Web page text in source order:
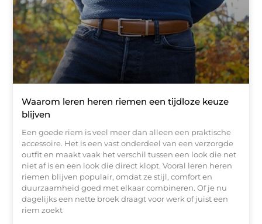
Waarom leren heren riemen een tijdloze keuze
blijven
Een goede riem is veel meer dan alleen een praktische
accessoire. Het is een vast onderdeel van een verzorgde
outfit en maakt vaak het verschil tussen een look die net
niet af is en een look die direct klopt. Vooral leren heren
riemen blijven populair, omdat ze stijl, comfort en
duurzaamheid goed met elkaar combineren. Of je nu
dagelijks een nette broek draagt voor werk of juist een
riem zoekt